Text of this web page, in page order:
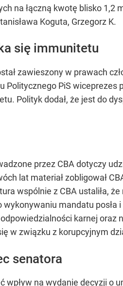
na łączną kwotę blisko 1,2
Koguta, Grzegorz K.
się immunitetu
zawieszony w prawach
Politycznego PiS wiceprezes
Polityk dodał, że jest do
przez CBA dotyczy
lat materiał zobligował
wspólnie z CBA ustaliła,
wykonywaniu mandatu
karnej oraz
w związku z korupcyjnym
senatora
wpływ na wydanie decyzji o